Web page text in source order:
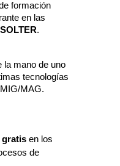
formación
en las
SOLTER.
la mano de uno
tecnologías
MAG.
gratis en los
de